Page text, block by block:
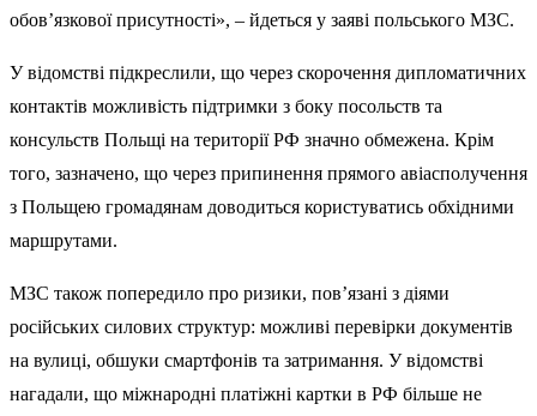
обов’язкової присутності», – йдеться у заяві польського МЗС.
У відомстві підкреслили, що через скорочення дипломатичних
контактів можливість підтримки з боку посольств та
консульств Польщі на території РФ значно обмежена. Крім
того, зазначено, що через припинення прямого авіасполучення
з Польщею громадянам доводиться користуватись обхідними
маршрутами.
МЗС також попередило про ризики, пов’язані з діями
російських силових структур: можливі перевірки документів
на вулиці, обшуки смартфонів та затримання. У відомстві
нагадали, що міжнародні платіжні картки в РФ більше не